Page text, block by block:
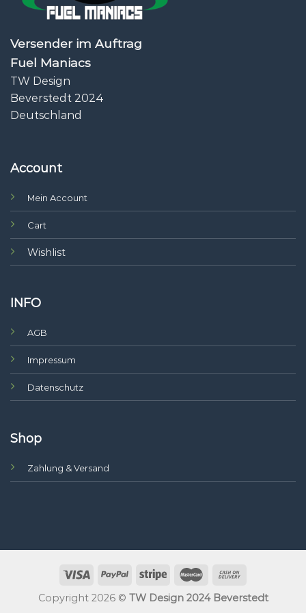
Versender im Auftrag
Fuel Maniacs
TW Design
Beverstedt 2024
Deutschland
Account
Mein Account
Cart
Wishlist
INFO
AGB
Impressum
Datenschutz
Shop
Zahlung & Versand
Copyright 2026 © TW Design 2024 Beverstedt